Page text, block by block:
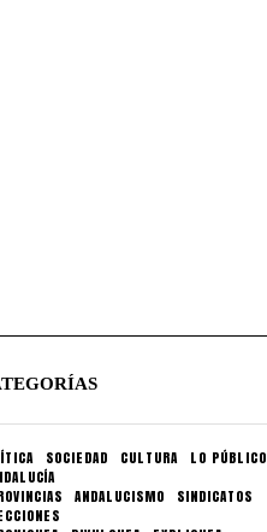
SOCIEDAD CULTURA
LO PÚBLICO
ANDALUCISMO
SINDICATOS